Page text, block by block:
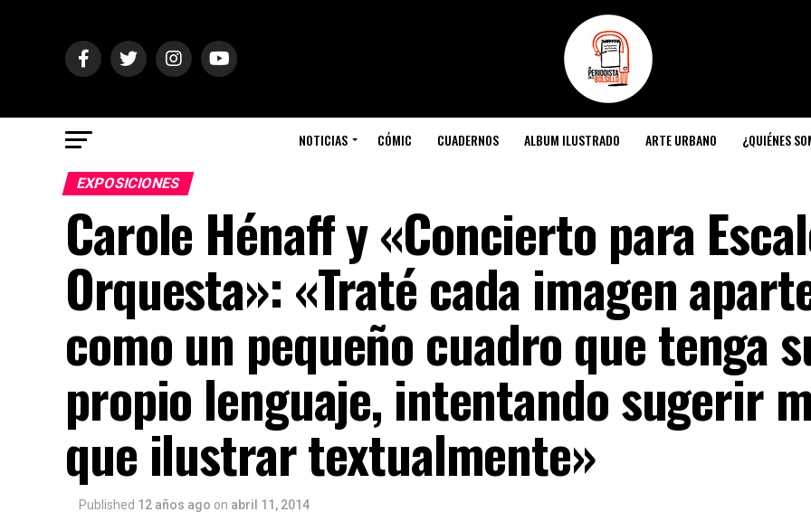
NOTICIAS CÓMIC CUADERNOS ALBUM ILUSTRADO ARTE URBANO ¿QUIÉNES
EXPOSICIONES
Carole Hénaff y «Concierto para
Orquesta»: «Traté cada imagen
como un pequeño cuadro que tenga
propio lenguaje, intentando sugerir
que ilustrar textualmente»
Published 12 años ago on abril 11, 2014